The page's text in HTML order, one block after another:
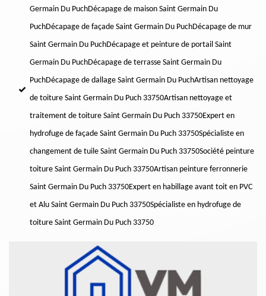
Germain Du PuchDécapage de maison Saint Germain Du
PuchDécapage de façade Saint Germain Du PuchDécapage de mur
Saint Germain Du PuchDécapage et peinture de portail Saint
Germain Du PuchDécapage de terrasse Saint Germain Du
PuchDécapage de dallage Saint Germain Du PuchArtisan nettoyage
de toiture Saint Germain Du Puch 33750Artisan nettoyage et
traitement de toiture Saint Germain Du Puch 33750Expert en
hydrofuge de façade Saint Germain Du Puch 33750Spécialiste en
changement de tuile Saint Germain Du Puch 33750Société peinture
toiture Saint Germain Du Puch 33750Artisan peinture ferronnerie
Saint Germain Du Puch 33750Expert en habillage avant toit en PVC
et Alu Saint Germain Du Puch 33750Spécialiste en hydrofuge de
toiture Saint Germain Du Puch 33750